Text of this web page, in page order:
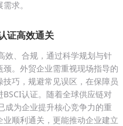
求。
证高效通关
效、合规，通过科学规划与针
。外贸企业需重视现场指导的
巧，规避常见误区，在保障员
认证。随着全球供应链对
成为企业提升核心竞争力的重
顺利通关，更能推动企业建立